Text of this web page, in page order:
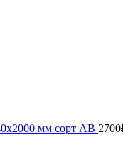
мм сорт АВ 2700